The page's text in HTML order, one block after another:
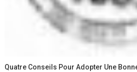
Quatre Conseils Pour Adopter Une